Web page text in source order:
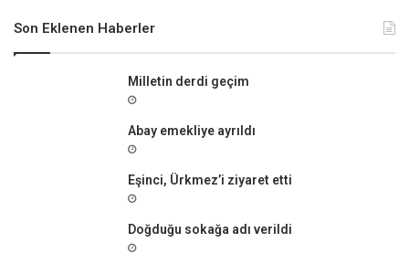
Son Eklenen Haberler
Milletin derdi geçim
Abay emekliye ayrıldı
Eşinci, Ürkmez’i ziyaret etti
Doğduğu sokağa adı verildi